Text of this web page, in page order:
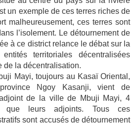
un exemple de ces terres riches de
malheureusement, ces terres sont
l’isolement. Le détournement de
à ce district relance le débat sur la
territoriales décentralisées
de la décentralisation.
Mayi, toujours au Kasaï Oriental,
Ngoy Kasanji, vient de
de la ville de Mbuji Mayi, 4
que leurs adjoints. Tous ces
sont accusés de détournement